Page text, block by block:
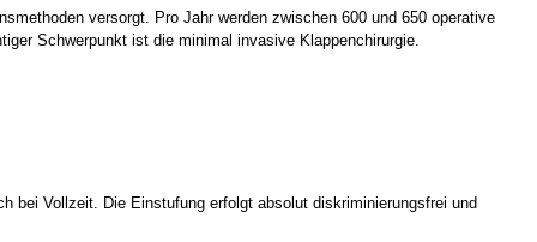
versorgt. Pro Jahr werden zwischen 600 und 650 operative
Schwerpunkt ist die minimal invasive Klappenchirurgie.
bei Vollzeit. Die Einstufung erfolgt absolut diskriminierungsfrei und